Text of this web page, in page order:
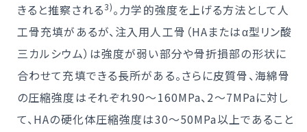
きると推察される3)。力学的強度を上げる方法として人
工骨充填があるが、注入用人工骨（HAまたはα型リン酸
三カルシウム）は強度が弱い部分や骨折損部の形状に
合わせて充填できる長所がある。さらに皮質骨、海綿骨
の圧縮強度はそれぞれ90～160MPa、2～7MPaに対し
て、HAの硬化体圧縮強度は30～50MPa以上であること